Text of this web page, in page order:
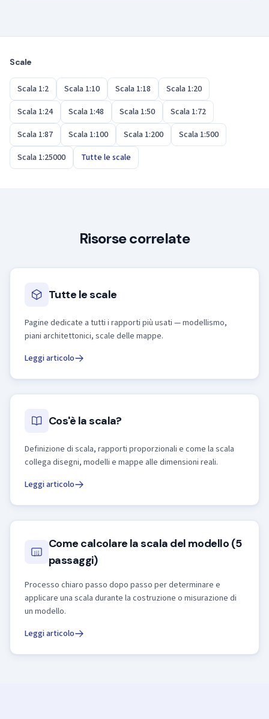
rapporto — e la dimensione sul foglio — è identico.
Scale
Scala 1:2 Scala 1:10 Scala 1:18
Scala 1:20
Scala 1:24
Scala 1:48 Scala 1:50
Scala 1:72
Scala 1:87
Scala 1:100 Scala 1:200
Scala 1:500
Scala 1:25000
Tutte le scale
Risorse correlate
Tutte le scale
Pagine dedicate a tutti i rapporti più usati — modellismo,
piani architettonici, scale delle mappe.
Leggi articolo
Cos'è la scala?
Definizione di scala, rapporti proporzionali e come la scala
collega disegni, modelli e mappe alle dimensioni reali.
Leggi articolo
Come calcolare la scala del modello (5
passaggi)
Processo chiaro passo dopo passo per determinare e
applicare una scala durante la costruzione o misurazione di
un modello.
Leggi articolo